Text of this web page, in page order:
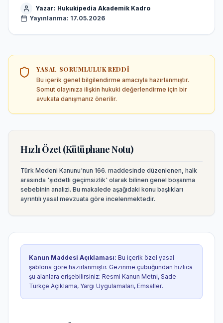
Yazar: Hukukipedia Akademik Kadro
Yayınlanma: 17.05.2026
YASAL SORUMLULUK REDDI
Bu içerik genel bilgilendirme amacıyla hazırlanmıştır.
Somut olayınıza ilişkin hukuki değerlendirme için bir
avukata danışmanız önerilir.
Hızlı Özet (Kütüphane Notu)
Türk Medeni Kanunu'nun 166. maddesinde düzenlenen, halk
arasında 'şiddetli geçimsizlik' olarak bilinen genel boşanma
sebebinin analizi. Bu makalede aşağıdaki konu başlıkları
ayrıntılı yasal mevzuata göre incelenmektedir.
Kanun Maddesi Açıklaması: Bu içerik özel yasal
şablona göre hazırlanmıştır. Gezinme çubuğundan hızlıca
şu alanlara erişebilirsiniz: Resmi Kanun Metni, Sade
Türkçe Açıklama, Yargı Uygulamaları, Emsaller.